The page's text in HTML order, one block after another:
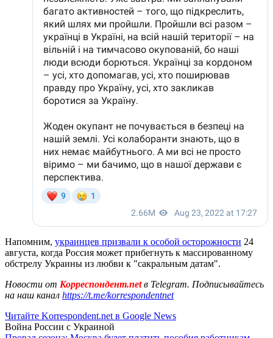
Напомним, украинцев призвали к особой осторожности 24
августа, когда Россия может прибегнуть к массированному
обстрелу Украины из любви к "сакральным датам".
Новости от Корреспондент.netв Telegram. Подписывайтесь
на наш канал https://t.me/korrespondentnet
Читайте Korrespondent.net в Google News
Война России с Украиной